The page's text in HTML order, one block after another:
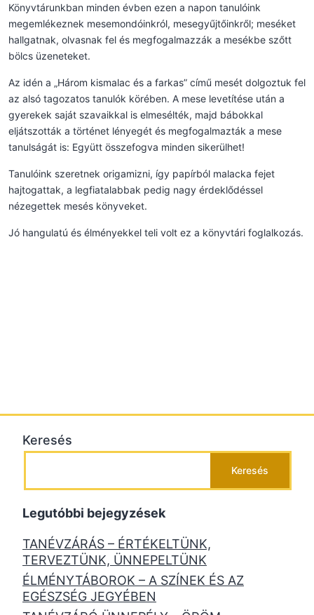
Könyvtárunkban minden évben ezen a napon tanulóink
megemlékeznek mesemondóinkról, mesegyűjtőinkről; meséket
hallgatnak, olvasnak fel és megfogalmazzák a mesékbe szőtt
bölcs üzeneteket.
Az idén a „Három kismalac és a farkas” című mesét dolgoztuk fel
az alsó tagozatos tanulók körében. A mese levetítése után a
gyerekek saját szavaikkal is elmesélték, majd bábokkal
eljátszották a történet lényegét és megfogalmazták a mese
tanulságát is: Együtt összefogva minden sikerülhet!
Tanulóink szeretnek origamizni, így papírból malacka fejet
hajtogattak, a legfiatalabbak pedig nagy érdeklődéssel
nézegettek mesés könyveket.
Jó hangulatú és élményekkel teli volt ez a könyvtári foglalkozás.
Keresés
Keresés
Legutóbbi bejegyzések
TANÉVZÁRÁS – ÉRTÉKELTÜNK,
TERVEZTÜNK, ÜNNEPELTÜNK
ÉLMÉNYTÁBOROK – A SZÍNEK ÉS AZ
EGÉSZSÉG JEGYÉBEN